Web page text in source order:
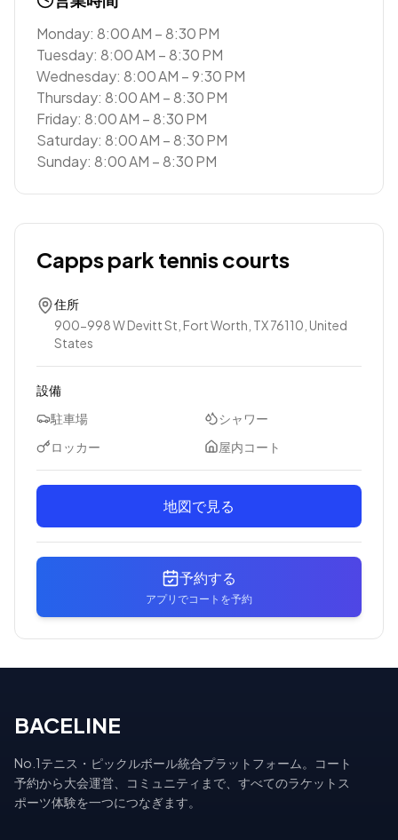
Monday: 8:00 AM – 8:30 PM
Tuesday: 8:00 AM – 8:30 PM
Wednesday: 8:00 AM – 9:30 PM
Thursday: 8:00 AM – 8:30 PM
Friday: 8:00 AM – 8:30 PM
Saturday: 8:00 AM – 8:30 PM
Sunday: 8:00 AM – 8:30 PM
Capps park tennis courts
住所
900-998 W Devitt St, Fort Worth, TX 76110, United
States
設備
駐車場
シャワー
ロッカー
屋内コート
地図で見る
予約する
アプリでコートを予約
BACELINE
No.1テニス・ピックルボール統合プラットフォーム。コート
予約から大会運営、コミュニティまで、すべてのラケットス
ポーツ体験を一つにつなぎます。